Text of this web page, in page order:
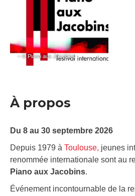
– © Piano aux Jacobins
À propos
Du 8 au 30 septembre 2026
Depuis 1979 à Toulouse, jeunes
renommée internationale sont au
Piano aux Jacobins.
Événement incontournable de la